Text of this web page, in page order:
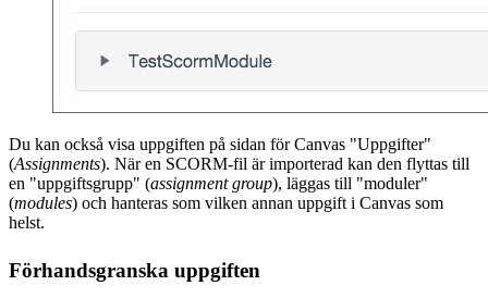
Du kan också visa uppgiften på sidan för Canvas "Uppgifter"
(Assignments). När en SCORM-fil är importerad kan den flyttas till
en "uppgiftsgrupp" (assignment group), läggas till "moduler"
(modules) och hanteras som vilken annan uppgift i Canvas som
helst.
Förhandsgranska uppgiften